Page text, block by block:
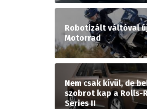
Robotizált váltóval
Motorrad
Nem csak kívül, de
szobrot kap a Rolls-
Series II